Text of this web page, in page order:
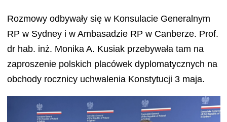
Rozmowy odbywały się w Konsulacie Generalnym
RP w Sydney i w Ambasadzie RP w Canberze. Prof.
dr hab. inż. Monika A. Kusiak przebywała tam na
zaproszenie polskich placówek dyplomatycznych na
obchody rocznicy uchwalenia Konstytucji 3 maja.